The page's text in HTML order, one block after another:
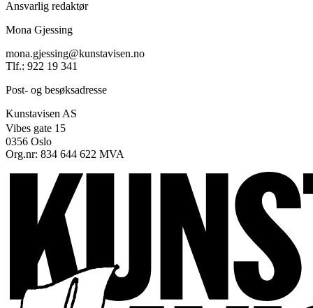
Ansvarlig redaktør
Mona Gjessing
mona.gjessing@kunstavisen.no
Tlf.: 922 19 341
Post- og besøksadresse
Kunstavisen AS
Vibes gate 15
0356 Oslo
Org.nr: 834 644 622 MVA